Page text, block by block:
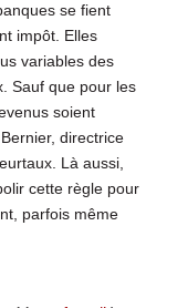
se fient
impôt. Elles
variables des
Sauf que pour les
soient
directrice
Là aussi,
cette règle pour
parfois même